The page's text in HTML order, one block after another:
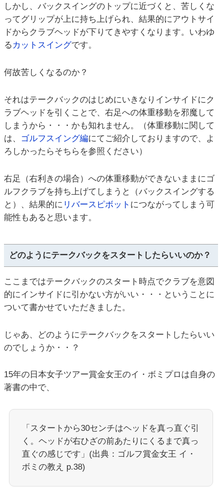
しかし、バックスイングのトップに近づくと、苦しくな
ってグリップが上に持ち上げられ、結果的にアウトサイ
ドからクラブヘッドが下りてきやすくなります。いわゆ
る カットスイングです。
何故苦しくなるのか？
それはテークバックのはじめにいきなりインサイドにク
ラブヘッドを引くことで、右足への体重移動を邪魔して
しまうから・・・かも知れません。（体重移動に関して
は、
ゴルフスイング編にてご紹介しておりますので、よ
ろしかったらそちらを参照ください）
右足（右利きの場合）への体重移動ができないままにゴ
ルフクラブを持ち上げてしまうと（バックスイングする
と）、結果的に リバースピボット につながってしまう可
能性もあると思います。
どのようにテークバックをスタートしたらいいのか？
ここまではテークバックのスタート時点でクラブを意図
的にインサイドに引かない方がいい・・・ということに
ついて書かせていただきました。
じゃあ、どのようにテークバックをスタートしたらいい
のでしょうか・・？
15年の日本女子ツアー賞金女王のイ・ボミプロは自身の
著書の中で、
「スタートから30センチはヘッドを真っ直ぐ引
く。ヘッドが右ひざの前あたりにくるまで真っ
直ぐの感じです」(出典：ゴルフ賞金女王 イ・
ボミの教え p.38)